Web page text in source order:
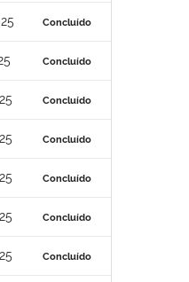
Concluído
Concluído
Concluído
Concluído
Concluído
Concluído
Concluído